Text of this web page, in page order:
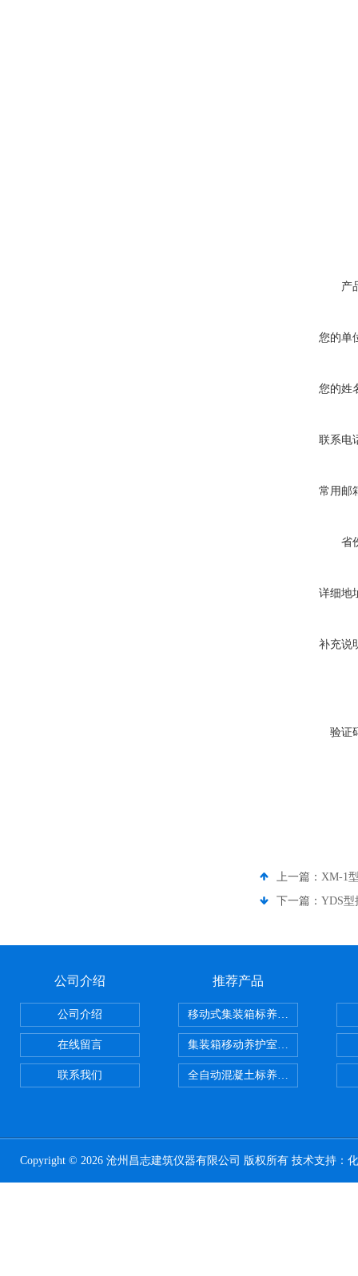
产
您的单
您的姓
联系电
常用邮
省
详细地
补充说
验证
上一篇： XM-1
下一篇： YDS型
公司介绍
公司介绍
在线留言
联系我们
推荐产品
移动式集装箱标养室 养护室设备
集装箱移动养护室 标养室
全自动混凝土标养室恒温恒湿设备
Copyright © 2026 沧州昌志建筑仪器有限公司 版权所有 技术支持：